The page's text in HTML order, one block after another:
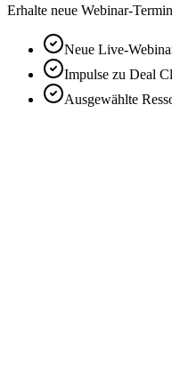
Erhalte neue Webinar-
Neue Live-
Impulse zu Deal
Ausgewählte